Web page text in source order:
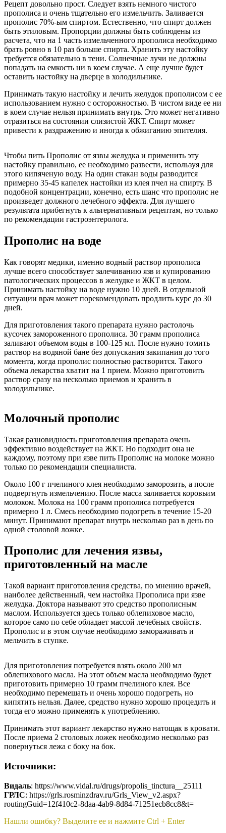
Рецепт довольно прост. Следует взять немного чистого
прополиса и очень тщательно его измельчить. Заливается
прополис 70%-ым спиртом. Естественно, что спирт должен
быть этиловым. Пропорции должны быть соблюдены из
расчета, что на 1 часть измельченного прополиса необходимо
брать ровно в 10 раз больше спирта. Хранить эту настойку
требуется обязательно в тени. Солнечные лучи не должны
попадать на емкость ни в коем случае. А еще лучше будет
оставить настойку на дверце в холодильнике.
Принимать такую настойку и лечить желудок прополисом с ее
использованием нужно с осторожностью. В чистом виде ее ни
в коем случае нельзя принимать внутрь. Это может негативно
отразиться на состоянии слизистой ЖКТ. Спирт может
привести к раздражению и иногда к обжиганию эпителия.
Чтобы пить Прополис от язвы желудка и применить эту
настойку правильно, ее необходимо развести, используя для
этого кипяченую воду. На один стакан воды разводится
примерно 35-45 капелек настойки из клея пчел на спирту. В
подобной концентрации, конечно, есть шанс что прополис не
произведет должного лечебного эффекта. Для лучшего
результата прибегнуть к альтернативным рецептам, но только
по рекомендации гастроэнтеролога.
Прополис на воде
Как говорят медики, именно водный раствор прополиса
лучше всего способствует залечиванию язв и купированию
патологических процессов в желудке и ЖКТ в целом.
Принимать настойку на воде нужно 10 дней. В отдельной
ситуации врач может порекомендовать продлить курс до 30
дней.
Для приготовления такого препарата нужно растолочь
кусочек замороженного прополиса. 30 грамм прополиса
заливают объемом воды в 100-125 мл. После нужно томить
раствор на водяной бане без допускания закипания до того
момента, когда прополис полностью растворится. Такого
объема лекарства хватит на 1 прием. Можно приготовить
раствор сразу на несколько приемов и хранить в
холодильнике.
Молочный прополис
Такая разновидность приготовления препарата очень
эффективно воздействует на ЖКТ. Но подходит она не
каждому, поэтому при язве пить Прополис на молоке можно
только по рекомендации специалиста.
Около 100 г пчелиного клея необходимо заморозить, а после
подвергнуть измельчению. После масса заливается коровьим
молоком. Молока на 100 грамм прополиса потребуется
примерно 1 л. Смесь необходимо подогреть в течение 15-20
минут. Принимают препарат внутрь несколько раз в день по
одной столовой ложке.
Прополис для лечения язвы,
приготовленный на масле
Такой вариант приготовления средства, по мнению врачей,
наиболее действенный, чем настойка Прополиса при язве
желудка. Доктора называют это средство прополисным
маслом. Используется здесь только облепиховое масло,
которое само по себе обладает массой лечебных свойств.
Прополис и в этом случае необходимо замораживать и
мельчить в ступке.
Для приготовления потребуется взять около 200 мл
облепихового масла. На этот объем масла необходимо будет
приготовить примерно 10 грамм пчелиного клея. Все
необходимо перемешать и очень хорошо подогреть, но
кипятить нельзя. Далее, средство нужно хорошо процедить и
тогда его можно применять к употреблению.
Принимать этот вариант лекарство нужно натощак в кровати.
После приема 2 столовых ложек необходимо несколько раз
повернуться лежа с боку на бок.
Источники:
Видаль: https://www.vidal.ru/drugs/propolis_tinctura__25111
ГРЛС: https://grls.rosminzdrav.ru/Grls_View_v2.aspx?
routingGuid=12f410c2-8daa-4ab9-8d84-71251ecb8cc8&t=
Нашли ошибку? Выделите ее и нажмите Ctrl + Enter